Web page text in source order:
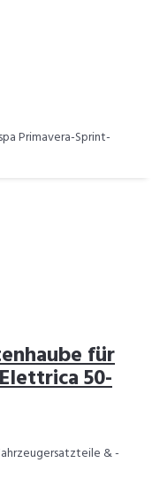
Primavera-Sprint-
für
50-
& -